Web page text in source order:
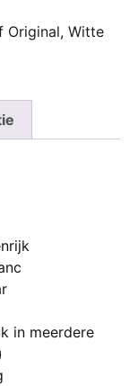
Original, Witte
in meerdere